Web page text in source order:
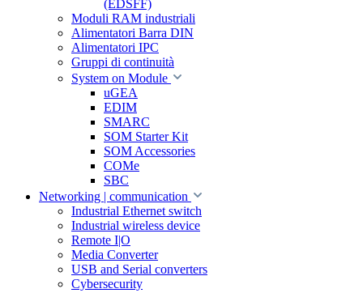
(EDSFF)
Moduli RAM industriali
Alimentatori Barra DIN
Alimentatori IPC
Gruppi di continuità
System on Module
uGEA
EDIM
SMARC
SOM Starter Kit
SOM Accessories
COMe
SBC
Networking | communication
Industrial Ethernet switch
Industrial wireless device
Remote I|O
Media Converter
USB and Serial converters
Cybersecurity